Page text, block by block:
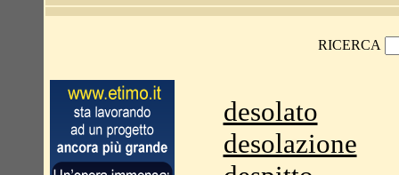
RICERCA
desolato
desolazione